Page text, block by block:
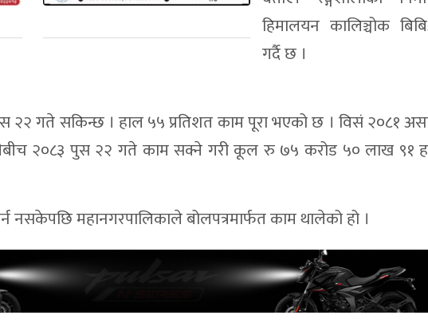
हिमालयन कालिञ्चोक
गर्दै छ ।
२२ गते सकिन्छ । हाल ५५ प्रतिशत काम पूरा भएको छ । विसं २०८१
२०८३ पुस २२ गते काम सक्ने गरी कूल रु ७५ करोड ५० लाख ९१
महानगरपालिकाले बोलपत्रमार्फत काम थालेको हो ।